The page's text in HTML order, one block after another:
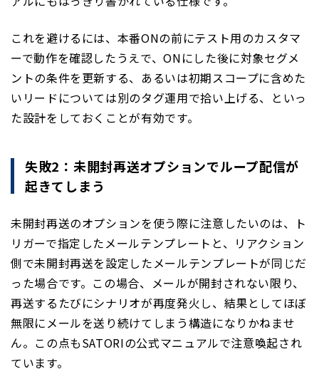
これを避けるには、本番ONの前にテスト用のカスタマ
ーで動作を確認したうえで、ONにした後に対象セグメ
ントの条件を更新する、あるいは初期スコープに含めた
いリードについては別のタグ運用で拾い上げる、といっ
た設計をしておくことが有効です。
失敗2：未開封再送オプションでループ配信が
起きてしまう
未開封再送のオプションを使う際に注意したいのは、ト
リガーで指定したメールテンプレートと、リアクション
側で未開封再送を設定したメールテンプレートが同じだ
った場合です。この場合、メールが開封されない限り、
再送するたびにシナリオが再度発火し、結果としてほぼ
無限にメールを送り続けてしまう構造になりかねませ
ん。この点もSATORIの公式マニュアルで注意喚起され
ています。